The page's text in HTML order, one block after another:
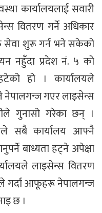
कार्यालयलाई सवारी
वितरण गर्ने अधिकार
सेवा शुरू गर्न भने सकेको
नहुँदा प्रदेश नं. ५ को
हो । कार्यालयले
गएर लाइसेन्स
गुनासो गरेका छन् ।
सबै कार्यालय आफ्नै
बाध्यता हट्ने अपेक्षा
लाइसेन्स वितरण
गर्दा आफूहरू नेपालगन्ज
छ ।